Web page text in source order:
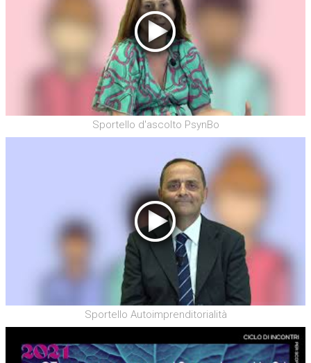
Sportello d'ascolto PsynBo
Sportello Autoimprenditorialità